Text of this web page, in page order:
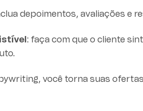
depoimentos, avaliações e
: faça com que o cliente
você torna suas